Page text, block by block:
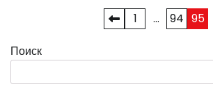
записей
1 … 94 95
Поиск